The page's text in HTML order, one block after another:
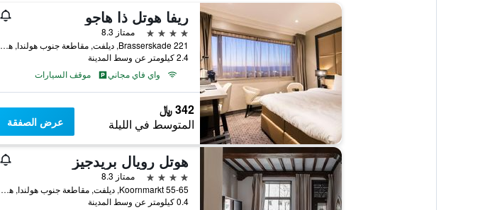
ريفا هوتل ذا هاجو
4 نجوم
ممتاز 8.3
Brasserskade 221, ديلفت, مقاطعة جنوب هولندا, هولندا
2.4 كيلومتر عن وسط المدينة
واي فاي مجاني
موقف السيارات
342 ﷼
المتوسط في الليلة عرض الصفقة
هوتل رويال بريدجيز
4 نجوم
ممتاز 8.3
Koornmarkt 55-65, ديلفت, مقاطعة جنوب هولندا, هولندا
0.4 كيلومتر عن وسط المدينة